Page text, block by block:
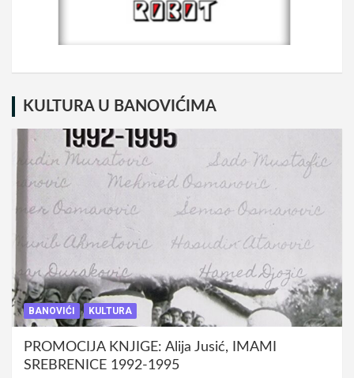
KULTURA U BANOVIĆIMA
BANOVIĆI KULTURA
PROMOCIJA KNJIGE: Alija Jusić, IMAMI
SREBRENICE 1992-1995